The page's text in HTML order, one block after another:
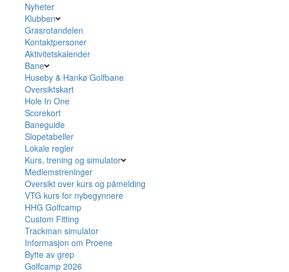
Nyheter
Klubben
Grasrotandelen
Kontaktpersoner
Aktivitetskalender
Bane
Huseby & Hankø Golfbane
Oversiktskart
Hole In One
Scorekort
Baneguide
Slopetabeller
Lokale regler
Kurs, trening og simulator
Medlemstreninger
Oversikt over kurs og påmelding
VTG kurs for nybegynnere
HHG Golfcamp
Custom Fitting
Trackman simulator
Informasjon om Proene
Bytte av grep
Golfcamp 2026